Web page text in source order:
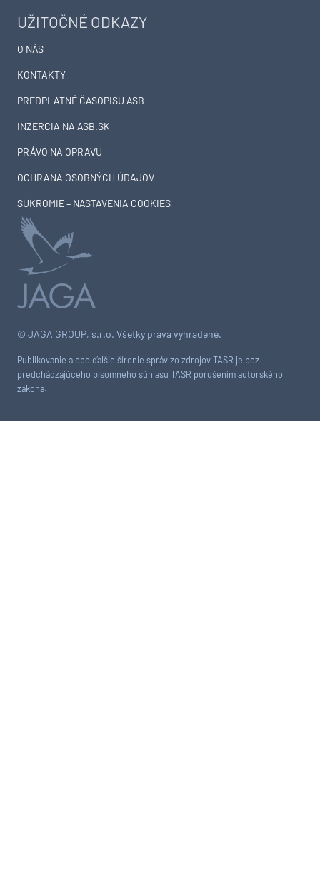
© JAGA GROUP, s.r.o. Všetky práva vyhradené.
Publikovanie alebo ďalšie šírenie správ zo zdrojov TASR je bez
predchádzajúceho písomného súhlasu TASR porušením autorského
zákona.
UŽITOČNÉ ODKAZY
O NÁS
KONTAKTY
PREDPLATNÉ ČASOPISU ASB
INZERCIA NA ASB.SK
PRÁVO NA OPRAVU
OCHRANA OSOBNÝCH ÚDAJOV
SÚKROMIE – NASTAVENIA COOKIES